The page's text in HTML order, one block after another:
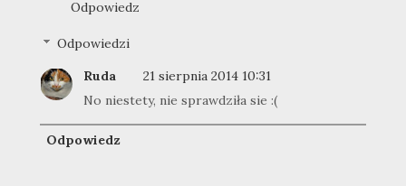
Odpowiedz
Odpowiedzi
Ruda
21 sierpnia 2014 10:31
No niestety, nie sprawdziła sie :(
Odpowiedz